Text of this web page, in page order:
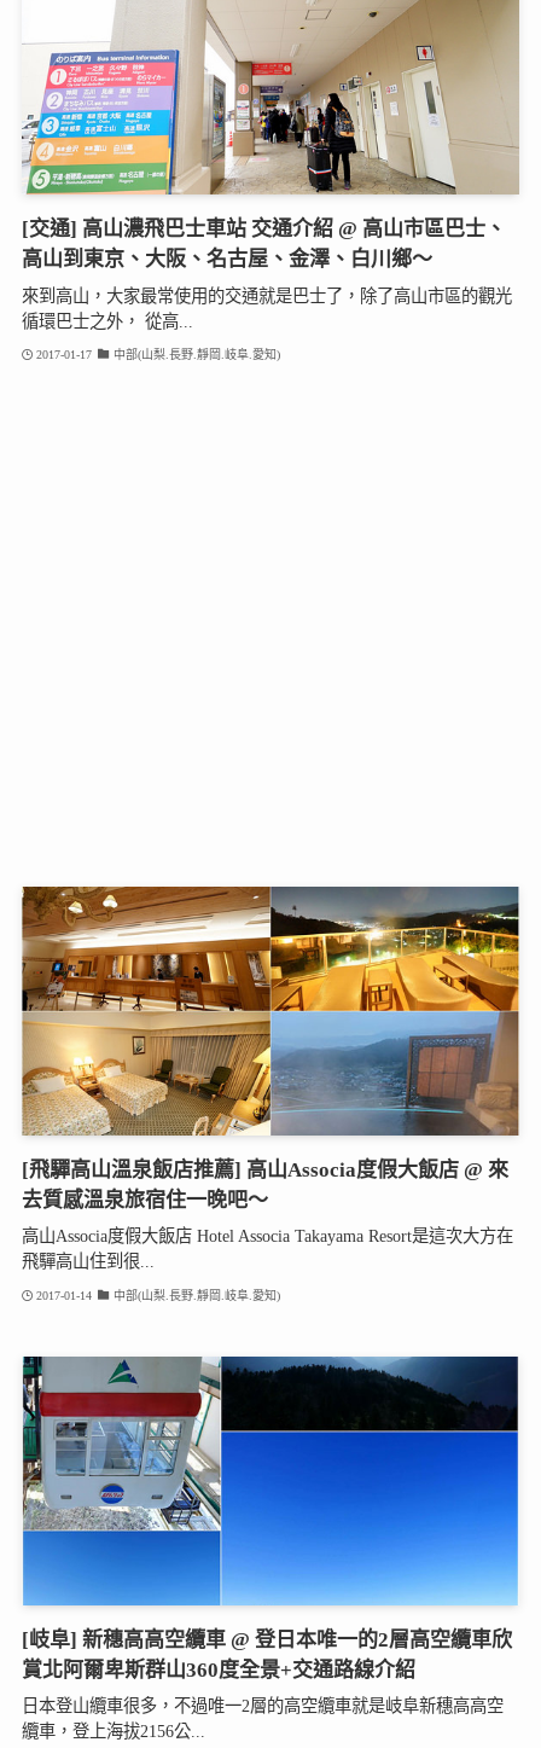
[交通] 高山濃飛巴士車站 交通介紹 @ 高山市區巴士、
高山到東京、大阪、名古屋、金澤、白川鄉～
來到高山，大家最常使用的交通就是巴士了，除了高山市區的觀光
循環巴士之外， 從高...
2017-01-17 中部(山梨.長野.靜岡.岐阜.愛知)
[飛驒高山溫泉飯店推薦] 高山Associa度假大飯店 @ 來
去質感溫泉旅宿住一晚吧～
高山Associa度假大飯店 Hotel Associa Takayama Resort是這次大方在
飛驒高山住到很...
2017-01-14 中部(山梨.長野.靜岡.岐阜.愛知)
[岐阜] 新穗高高空纜車 @ 登日本唯一的2層高空纜車欣
賞北阿爾卑斯群山360度全景+交通路線介紹
日本登山纜車很多，不過唯一2層的高空纜車就是岐阜新穗高高空
纜車，登上海拔2156公...